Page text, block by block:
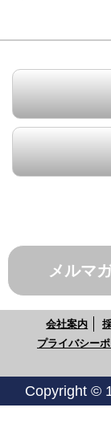
メルマ
会社案内
プライバシー
Copyright ©